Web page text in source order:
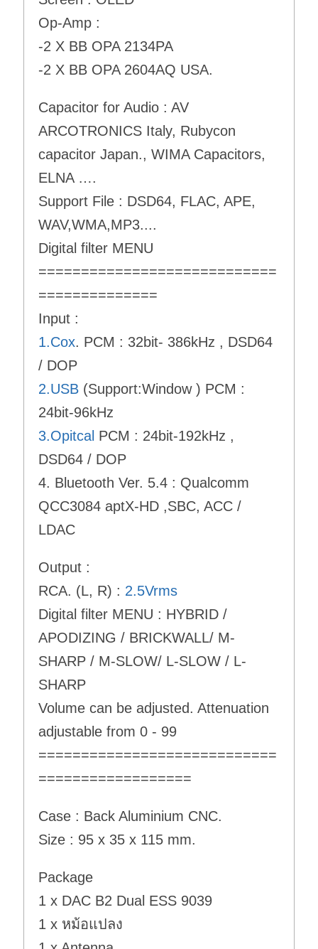
Op-Amp :
-2 X BB OPA 2134PA
-2 X BB OPA 2604AQ USA.
Capacitor for Audio : AV
ARCOTRONICS Italy, Rubycon
capacitor Japan., WIMA Capacitors,
ELNA ….
Support File : DSD64, FLAC, APE,
WAV,WMA,MP3....
Digital filter MENU
============================
==============
Input :
1.Cox. PCM : 32bit- 386kHz , DSD64
/ DOP
2.USB (Support:Window ) PCM :
24bit-96kHz
3.Opitcal PCM : 24bit-192kHz ,
DSD64 / DOP
4. Bluetooth Ver. 5.4 : Qualcomm
QCC3084 aptX-HD ,SBC, ACC /
LDAC
Output :
RCA. (L, R) : 2.5Vrms
Digital filter MENU : HYBRID /
APODIZING / BRICKWALL/ M-
SHARP / M-SLOW/ L-SLOW / L-
SHARP
Volume can be adjusted. Attenuation
adjustable from 0 - 99
============================
==================
Case : Back Aluminium CNC.
Size : 95 x 35 x 115 mm.
Package
1 x DAC B2 Dual ESS 9039
1 x หม้อแปลง